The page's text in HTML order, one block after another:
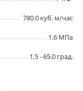
780.0 куб. м/час
1.6 МПа
1,5 - 65.0 град.